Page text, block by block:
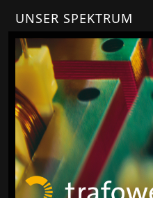
UNSER SPEKTRUM